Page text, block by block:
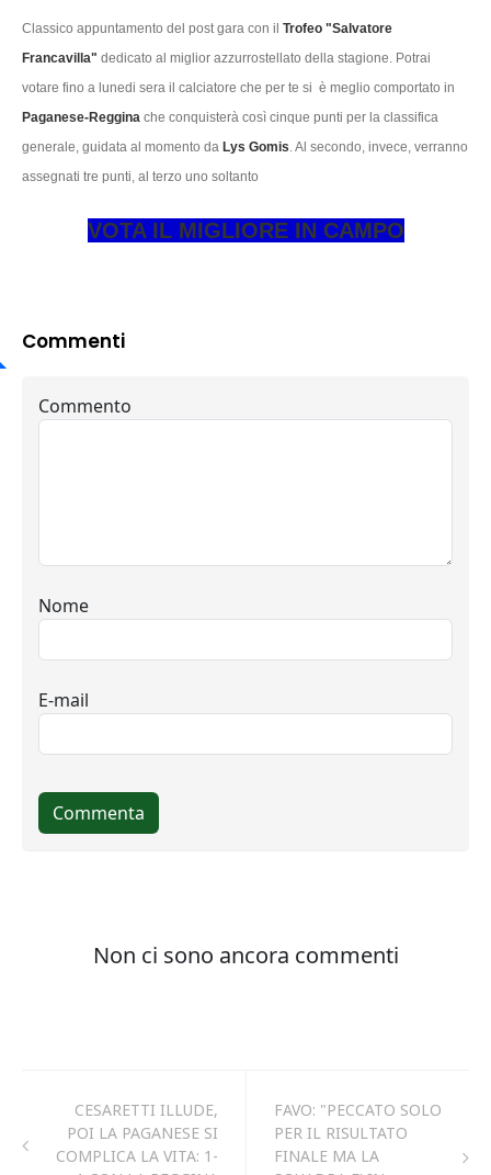
Classico appuntamento del post gara con il Trofeo "Salvatore
Francavilla" dedicato al miglior azzurrostellato della stagione. Potrai
votare fino a lunedi sera il calciatore che per te si è meglio comportato in
Paganese-Reggina che conquisterà così cinque punti per la classifica
generale, guidata al momento da Lys Gomis. Al secondo, invece, verranno
assegnati tre punti, al terzo uno soltanto
VOTA IL MIGLIORE IN CAMPO
Commenti
CESARETTI ILLUDE,
POI LA PAGANESE SI
COMPLICA LA VITA: 1-
FAVO: "PECCATO SOLO
PER IL RISULTATO
FINALE MA LA